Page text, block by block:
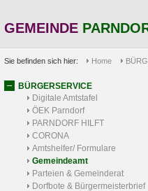
GEMEINDE
Sie befinden sich hier: Home
BÜRGERSERVICE
Digitale Amtstafel
ÖEK Parndorf
PARNDORF HILFT
CORONA
Amtshelfer/ Formulare
Gemeindeamt
Parteien & Gemeinderat
Dorfbote & Bürgermeisterbrief